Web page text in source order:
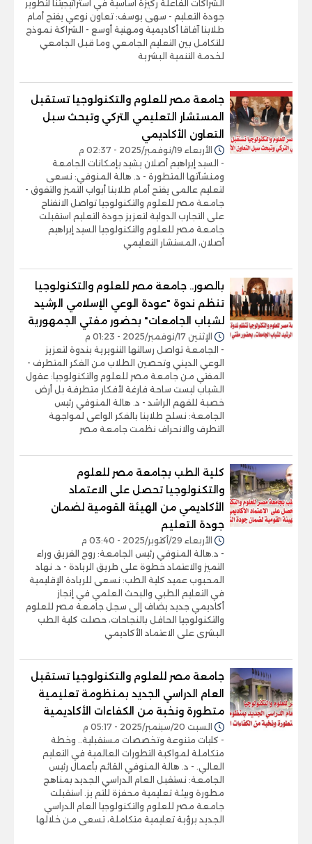
الشراكات الفاعلة ركيزة أساسية في استراتيجيتنا لتطوير
جودة التعليم - سهى يوسف: تعاون نوعي يفتح أمام
طلابنا آفاقا أكاديمية ومهنية أوسع - الشراكة نموذج
للتكامل بين التعليم الجامعي وما قبل الجامعي
لخدمة التنمية البشرية
جامعة مصر للعلوم والتكنولوجيا تستقبل
المستشار التعليمي التركي وتبحث سبل
التعاون الأكاديمي
الأربعاء 19/نوفمبر/2025 - 02:37 م
- السيد إبراهيم أصلان يشيد بإمكانات الجامعة
ومنشآتها المتطورة - د. هالة المنوفي: نسعى
لتعليم عالمى يفتح أمام طلابنا أبواب التميز والتفوق -
جامعة مصر للعلوم والتكنولوجيا تواصل الانفتاح
على التجارب الدولية لتعزيز جودة التعليم استقبلت
جامعة مصر للعلوم والتكنولوجيا السيد إبراهيم
أصلان، المستشار التعليمي
بالصور.. جامعة مصر للعلوم والتكنولوجيا
تنظم ندوة "عودة الوعي الإسلامي الرشيد
لشباب الجامعات" بحضور مفتي الجمهورية
الإثنين 17/نوفمبر/2025 - 01:23 م
- الجامعة تواصل رسالتها التنويرية بندوة لتعزيز
الوعي الديني وتحصين الطلاب من الفكر المتطرف -
المفتي من جامعة مصر للعلوم والتكنولوجيا: عقول
الشباب ليست ساحة فارغة لأفكار متطرفة بل أرض
خصبة للفهم الراشد - د. هالة المنوفي رئيس
الجامعة: نسلح طلابنا بالفكر الواعى لمواجهة
التطرف والانحراف نظمت جامعة مصر
كلية الطب بجامعة مصر للعلوم
والتكنولوجيا تحصل على الاعتماد
الأكاديمي من الهيئة القومية لضمان
جودة التعليم
الأربعاء 29/أكتوبر/2025 - 03:40 م
- د.هالة المنوفي رئيس الجامعة: روح الفريق وراء
التميز والاعتماد خطوة على طريق الريادة - د. نهاد
المحبوب عميد كلية الطب: نسعى للريادة الإقليمية
في التعليم الطبي والبحث العلمي في إنجاز
أكاديمي جديد يضاف إلى سجل جامعة مصر للعلوم
والتكنولوجيا الحافل بالنجاحات، حصلت كلية الطب
البشرى على الاعتماد الأكاديمي
جامعة مصر للعلوم والتكنولوجيا تستقبل
العام الدراسي الجديد بمنظومة تعليمية
متطورة ونخبة من الكفاءات الأكاديمية
السبت 20/سبتمبر/2025 - 05:17 م
- كليات متنوعة وتخصصات مستقبلية.. وخطة
متكاملة لمواكبة التطورات العالمية في التعليم
العالي. - د. هالة المنوفي القائم بأعمال رئيس
الجامعة: نستقبل العام الدراسي الجديد بمناهج
مطورة وبيئة تعليمية محفزة للتم يز. استقبلت
جامعة مصر للعلوم والتكنولوجيا العام الدراسي
الجديد برؤية تعليمية متكاملة، تسعى من خلالها